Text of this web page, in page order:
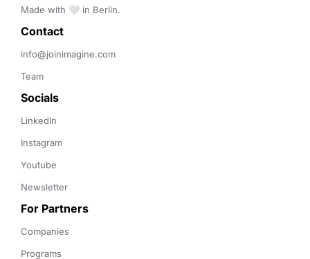
Made with 🤍 in Berlin.
Contact
info@joinimagine.com
Team
Socials
LinkedIn
Instagram
Youtube
Newsletter
For Partners
Companies
Programs